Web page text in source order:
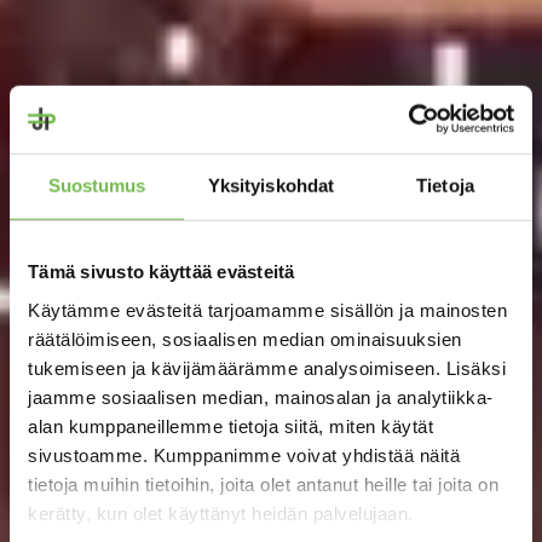
Suostumus Yksityiskohdat Tietoja
Tämä sivusto käyttää evästeitä
Käytämme evästeitä tarjoamamme sisällön ja mainosten
räätälöimiseen, sosiaalisen median ominaisuuksien
tukemiseen ja kävijämäärämme analysoimiseen. Lisäksi
jaamme sosiaalisen median, mainosalan ja analytiikka-
alan kumppaneillemme tietoja siitä, miten käytät
sivustoamme. Kumppanimme voivat yhdistää näitä
tietoja muihin tietoihin, joita olet antanut heille tai joita on
kerätty, kun olet käyttänyt heidän palvelujaan.